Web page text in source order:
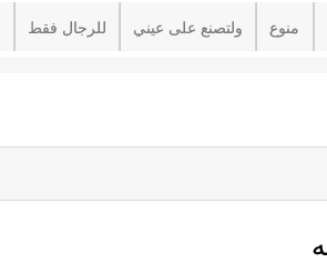
للرجال فقط ولتصنع على عيني منوع